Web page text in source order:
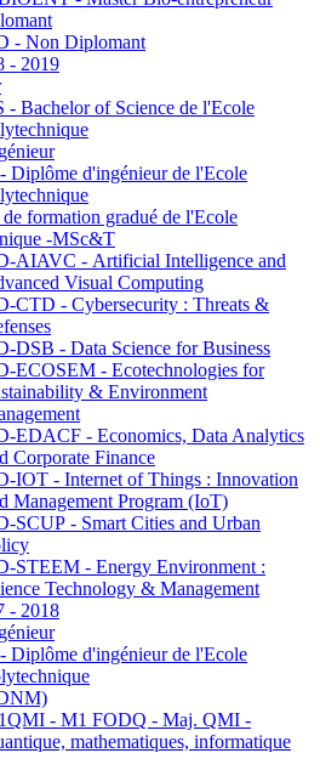
- Non Diplomant
- 2019
- Bachelor of Science de l'Ecole
Diplôme d'ingénieur de l'Ecole
formation gradué de l'Ecole
-MSc&T
AIAVC - Artificial Intelligence and
Visual Computing
CTD - Cybersecurity : Threats &
DSB - Data Science for Business
ECOSEM - Ecotechnologies for
& Environment
EDACF - Economics, Data Analytics
Corporate Finance
IOT - Internet of Things : Innovation
Management Program (IoT)
SCUP - Smart Cities and Urban
STEEM - Energy Environment :
Technology & Management
- 2018
Diplôme d'ingénieur de l'Ecole
- M1 FODQ - Maj. QMI -
mathematiques, informatique